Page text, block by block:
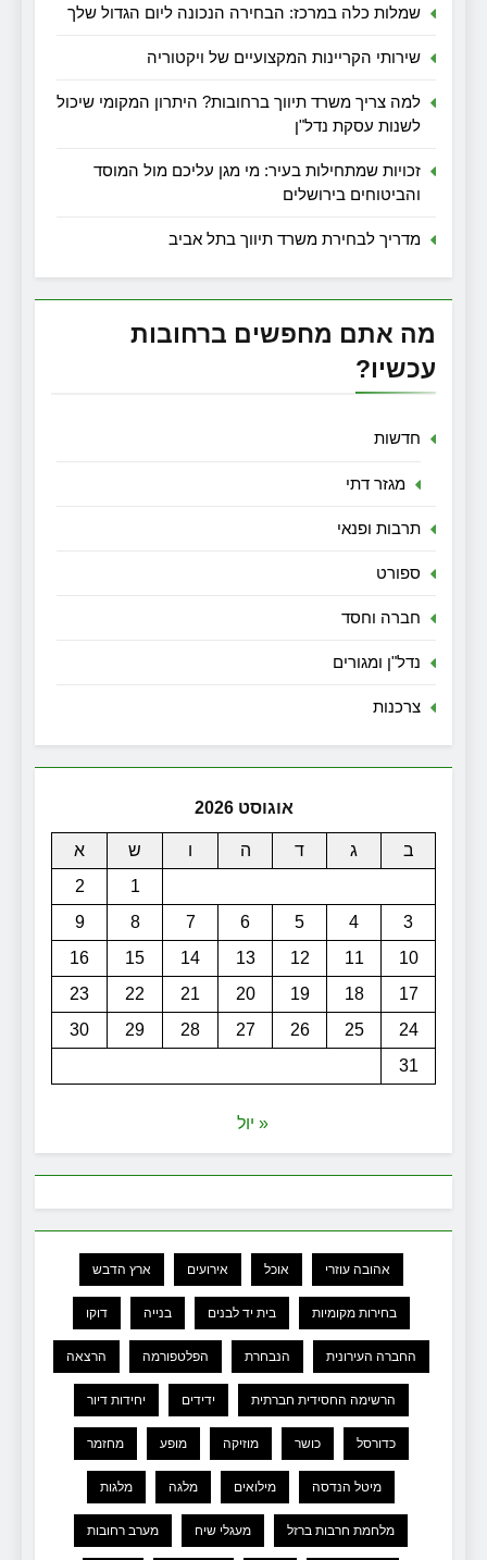
שמלות כלה במרכז: הבחירה הנכונה ליום הגדול שלך
שירותי הקריינות המקצועיים של ויקטוריה
למה צריך משרד תיווך ברחובות? היתרון המקומי שיכול
לשנות עסקת נדל"ן
זכויות שמתחילות בעיר: מי מגן עליכם מול המוסד
והביטוחים בירושלים
מדריך לבחירת משרד תיווך בתל אביב
מה אתם מחפשים ברחובות
עכשיו?
חדשות
מגזר דתי
תרבות ופנאי
ספורט
חברה וחסד
נדל"ן ומגורים
צרכנות
אוגוסט 2026
ב ג ד ה ו ש
א
1
2
3
4
5
6
7
8
9
10
11
12
13
14
15
16
17
18
19
20
21
22
23
24
25
26
27
28
29
30
31
« יול
אהובה עוזרי אוכל אירועים ארץ הדבש
בחירות מקומיות בית יד לבנים בנייה דוקו
החברה העירונית הנבחרת הפלטפורמה הרצאה
הרשימה החסידית חברתית ידידים יחידות דיור
כדורסל כושר מוזיקה מופע מחזמר
מיטל הנדסה מילואים מלגה מלגות
מלחמת חרבות ברזל מעגלי שיח מערב רחובות